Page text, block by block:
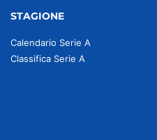
STAGIONE
Calendario Serie A
Classifica Serie A